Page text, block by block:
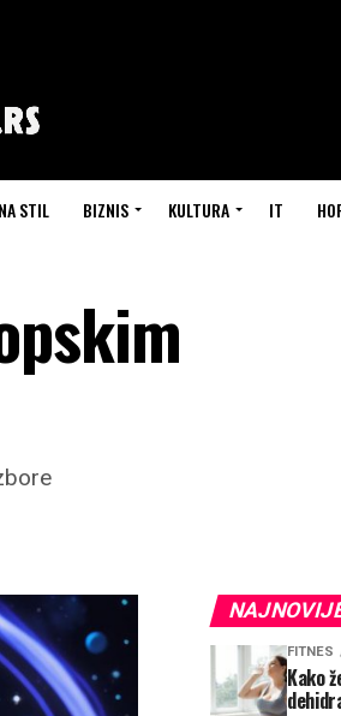
STIL BIZNIS KULTURA IT
FITNES
Kako